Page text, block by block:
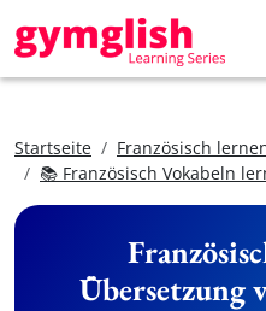
Startseite
Französisch
📚 Französisch Vokabeln
Übersetzung